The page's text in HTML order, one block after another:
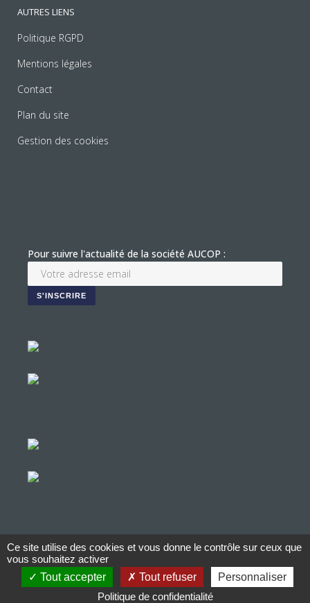
AUTRES LIENS
Politique RGPD
Mentions légales
Contact
Plan du site
Gestion des cookies
Pour suivre l'actualité de la société AUCOP :
© Copyright Aucop – 2022
© Copyright Aucop – 2022
Ce site utilise des cookies et vous donne le contrôle sur ceux que
vous souhaitez activer
Tout accepter
Tout refuser
Personnaliser
Politique de confidentialité